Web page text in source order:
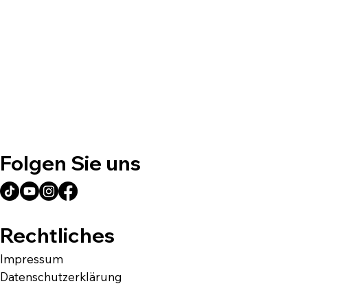
Folgen Sie uns
Rechtliches
Impressum
Datenschutzerklärung